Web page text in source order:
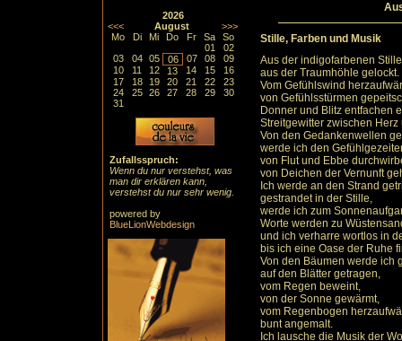
2026
<<<
August
>>>
Mo
Di Mi Do Fr Sa
So
01
02
03
04 05 06 07 08
09
10
11 12 13 14 15
16
17
18 19 20 21 22
23
24
25 26 27 28 29
30
31
Zufallsspruch:
Wenn du nur verstehst, was
man dir erklären kann,
verstehst du nur sehr wenig.
powered by
BlueLionWebdesign
Stille, Farben und Musik
Aus der indigofarbenen
aus der Traumhöhle gelockt.
Vom Gefühlswind
von Gefühlsstürmen
Donner und Blitz entfachen
Streitgewitter zwischen Herz
Von den Gedankenwellen
werde ich den
von Flut und Ebbe
von Deichen der Vernunft
Ich werde an den Strand
gestrandet in der Stille,
werde ich zum
Worte werden zu
und ich verharre wortlos in
bis ich eine Oase der Ruhe
Von den Bäumen werde ich
auf den Blätter getragen,
vom Regen beweint,
von der Sonne gewärmt,
vom Regenbogen
bunt angemalt.
Ich lausche die Musik der